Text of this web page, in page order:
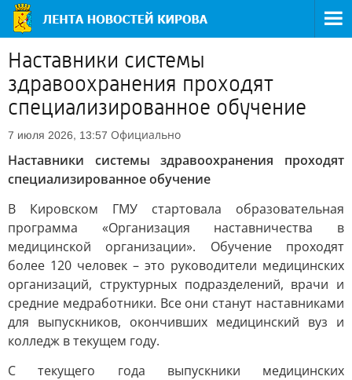
Наставники системы
здравоохранения проходят
специализированное обучение
7 июля 2026, 13:57 Официально
Наставники системы здравоохранения проходят
специализированное обучение
В Кировском ГМУ стартовала образовательная
программа «Организация наставничества в
медицинской организации». Обучение проходят
более 120 человек – это руководители медицинских
организаций, структурных подразделений, врачи и
средние медработники. Все они станут наставниками
для выпускников, окончивших медицинский вуз и
колледж в текущем году.
С текущего года выпускники медицинских